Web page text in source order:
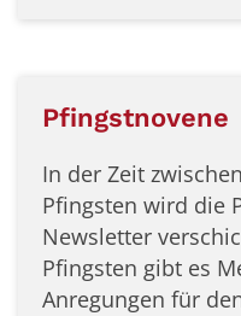
Pfingstnovene
In der Zeit
Pfingsten wird die
Newsletter
Pfingsten gibt es
Anregungen für